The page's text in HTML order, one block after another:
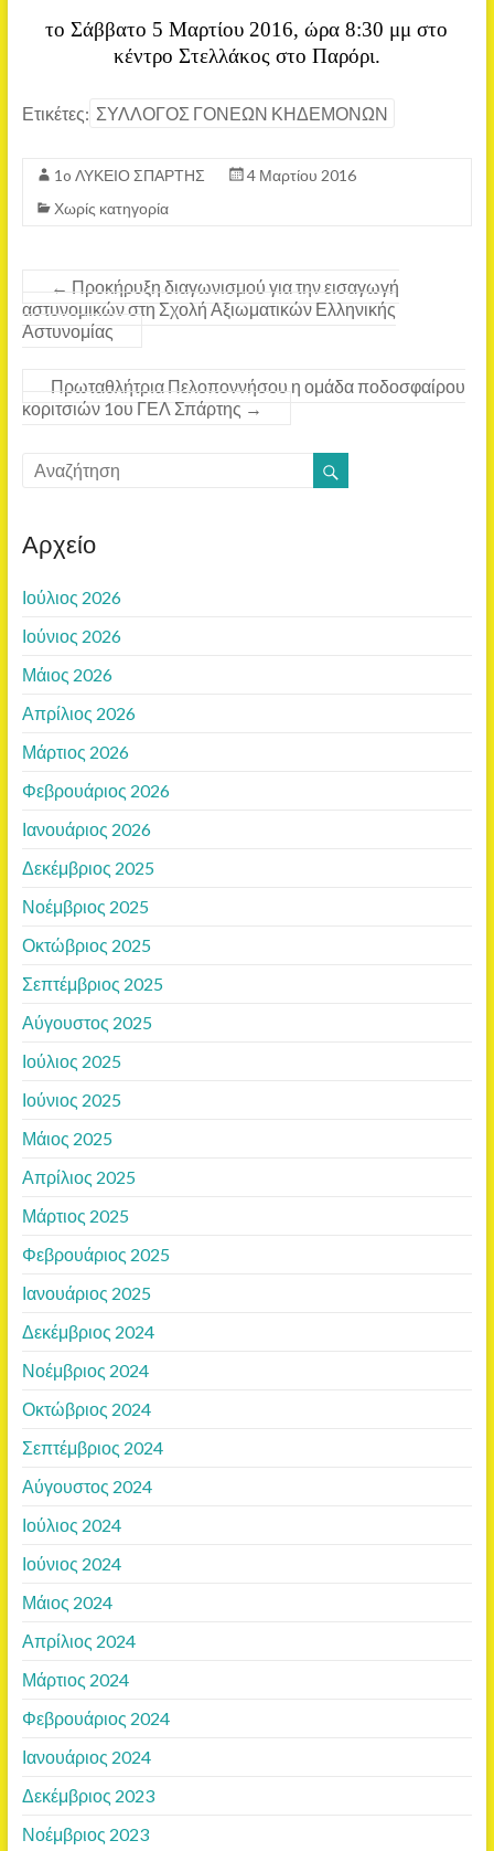
το Σάββατο 5 Μαρτίου 2016, ώρα 8:30 μμ στο
κέντρο Στελλάκος στο Παρόρι.
Ετικέτες: ΣΥΛΛΟΓΟΣ ΓΟΝΕΩΝ ΚΗΔΕΜΟΝΩΝ
1o ΛΥΚΕΙΟ ΣΠΑΡΤΗΣ
4 Μαρτίου 2016
Χωρίς κατηγορία
← Προκήρυξη διαγωνισμού για την εισαγωγή
αστυνομικών στη Σχολή Αξιωματικών Ελληνικής
Αστυνομίας
Πρωταθλήτρια Πελοποννήσου η ομάδα ποδοσφαίρου
κοριτσιών 1ου ΓΕΛ Σπάρτης →
Αρχείο
Ιούλιος 2026
Ιούνιος 2026
Μάιος 2026
Απρίλιος 2026
Μάρτιος 2026
Φεβρουάριος 2026
Ιανουάριος 2026
Δεκέμβριος 2025
Νοέμβριος 2025
Οκτώβριος 2025
Σεπτέμβριος 2025
Αύγουστος 2025
Ιούλιος 2025
Ιούνιος 2025
Μάιος 2025
Απρίλιος 2025
Μάρτιος 2025
Φεβρουάριος 2025
Ιανουάριος 2025
Δεκέμβριος 2024
Νοέμβριος 2024
Οκτώβριος 2024
Σεπτέμβριος 2024
Αύγουστος 2024
Ιούλιος 2024
Ιούνιος 2024
Μάιος 2024
Απρίλιος 2024
Μάρτιος 2024
Φεβρουάριος 2024
Ιανουάριος 2024
Δεκέμβριος 2023
Νοέμβριος 2023